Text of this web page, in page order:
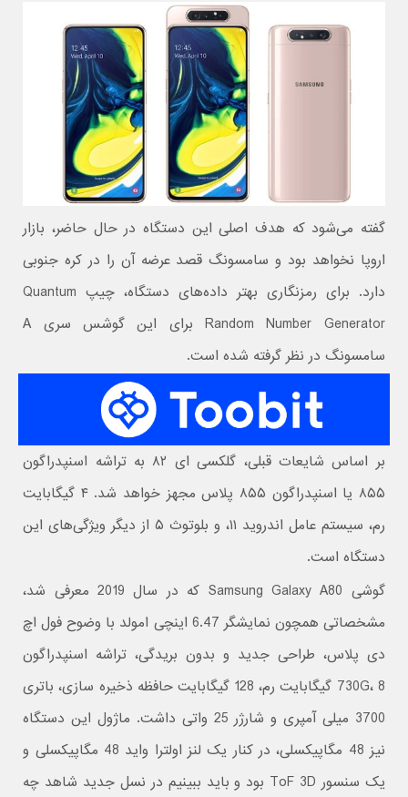
گفته می‌شود که هدف اصلی این دستگاه در حال حاضر، بازار
اروپا نخواهد بود و سامسونگ قصد عرضه آن را در کره جنوبی
دارد. برای رمزنگاری بهتر داده‌های دستگاه، چیپ Quantum
Random Number Generator برای این گوشس سری A
سامسونگ در نظر گرفته شده است.
بر اساس شایعات قبلی، گلکسی ای ۸۲ به تراشه اسنپدراگون
۸۵۵ یا اسنپدراگون ۸۵۵ پلاس مجهز خواهد شد. ۴ گیگابایت
رم، سیستم عامل اندروید ۱۱، و بلوتوث ۵ از دیگر ویژگی‌های این
دستگاه است.
گوشی Samsung Galaxy A80 که در سال 2019 معرفی شد،
مشخصاتی همچون نمایشگر 6.47 اینچی امولد با وضوح فول اچ
دی پلاس، طراحی جدید و بدون بریدگی، تراشه اسنپدراگون
730G، 8 گیگابایت رم، 128 گیگابایت حافظه ذخیره سازی، باتری
3700 میلی آمپری و شارژر 25 واتی داشت. ماژول این دستگاه
نیز 48 مگاپیکسلی، در کنار یک لنز اولترا واید 48 مگاپیکسلی و
یک سنسور ToF 3D بود و باید ببینیم در نسل جدید شاهد چه